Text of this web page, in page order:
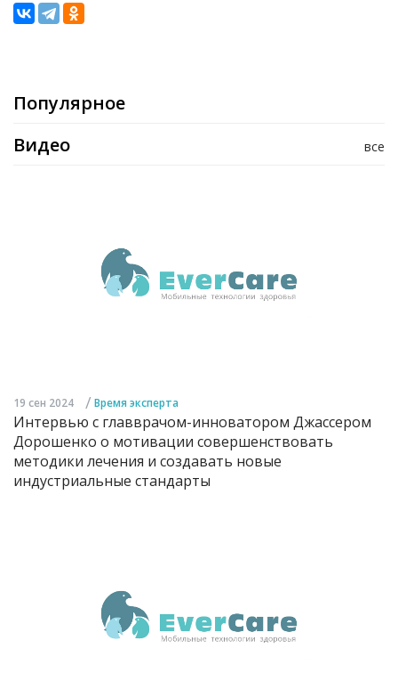
Популярное
все
Видео
19 сен 2024 / Время эксперта
Интервью с главврачом-инноватором Джассером
Дорошенко о мотивации совершенствовать
методики лечения и создавать новые
индустриальные стандарты